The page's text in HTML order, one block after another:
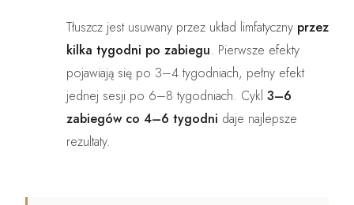
Tłuszcz jest usuwany przez układ limfatyczny przez
kilka tygodni po zabiegu. Pierwsze efekty
pojawiają się po 3–4 tygodniach, pełny efekt
jednej sesji po 6–8 tygodniach. Cykl 3–6
zabiegów co 4–6 tygodni daje najlepsze
rezultaty.